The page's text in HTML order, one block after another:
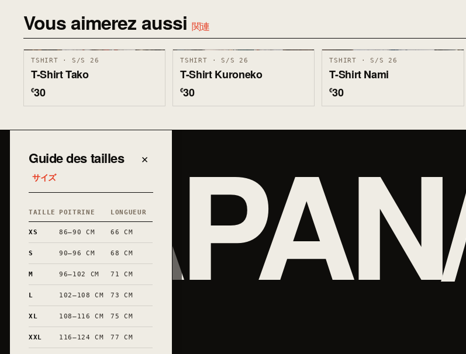
Vous aimerez aussi 関連
TSHIRT · S/S 26
T-Shirt Tako
€30
TSHIRT · S/S 26
T-Shirt Kuroneko
€30
TSHIRT · S/S 26
T-Shirt Nami
€30
Guide des tailles
サイズ
×
TAILLE POITRINE LONGUEUR
XS 86–90 CM 66 CM
S 90–96 CM 68 CM
M 96–102 CM 71 CM
L 102–108 CM 73 CM
XL 108–116 CM 75 CM
XXL 116–124 CM 77 CM